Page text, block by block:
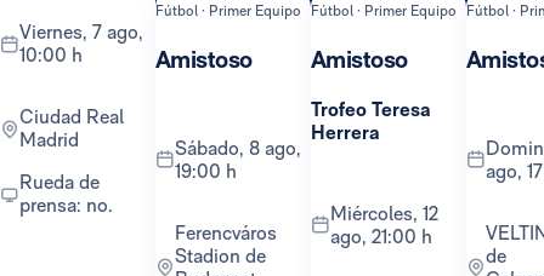
viernes, 7 ago,
10:00 h
Ciudad Real
Madrid
Rueda de
prensa: no.
Fútbol · Primer Equipo
Amistoso
sábado, 8 ago,
19:00 h
Ferencváros
Stadion de
Fútbol · Primer Equipo
Amistoso
Trofeo Teresa
Herrera
miércoles, 12
ago, 21:00 h
Fútbol ·
domingo, 16
ago,
VELTINS-Arena
de